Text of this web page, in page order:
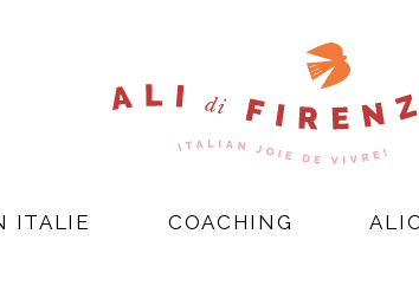
ITALIE COACHING